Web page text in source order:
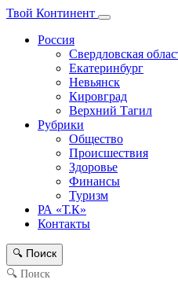
Твой Континент
Россия
Свердловская
Екатеринбург
Невьянск
Кировград
Верхний Тагил
Рубрики
Общество
Происшествия
Здоровье
Финансы
Туризм
РА «Т.К»
Контакты
🔍 Поиск
🔍 Поиск